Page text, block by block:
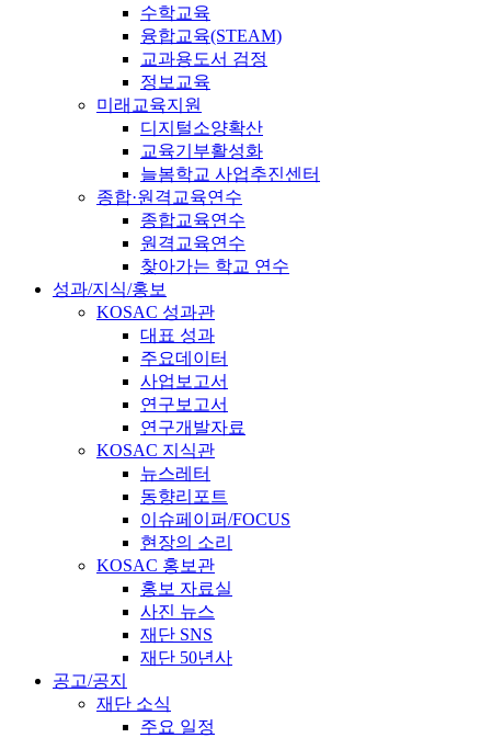
수학교육
융합교육(STEAM)
교과용도서 검정
정보교육
미래교육지원
디지털소양확산
교육기부활성화
늘봄학교 사업추진센터
종합·원격교육연수
종합교육연수
원격교육연수
찾아가는 학교 연수
성과/지식/홍보
KOSAC 성과관
대표 성과
주요데이터
사업보고서
연구보고서
연구개발자료
KOSAC 지식관
뉴스레터
동향리포트
이슈페이퍼/FOCUS
현장의 소리
KOSAC 홍보관
홍보 자료실
사진 뉴스
재단 SNS
재단 50년사
공고/공지
재단 소식
주요 일정